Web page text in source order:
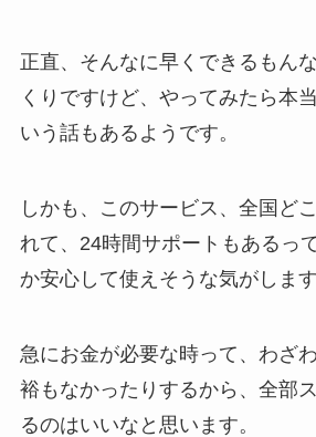
正直、そんなに早くできるもん
くりですけど、やってみたら本
いう話もあるようです。
しかも、このサービス、全国ど
れて、24時間サポートもあるっ
か安心して使えそうな気がします
急にお金が必要な時って、わざ
裕もなかったりするから、全部
るのはいいなと思います。